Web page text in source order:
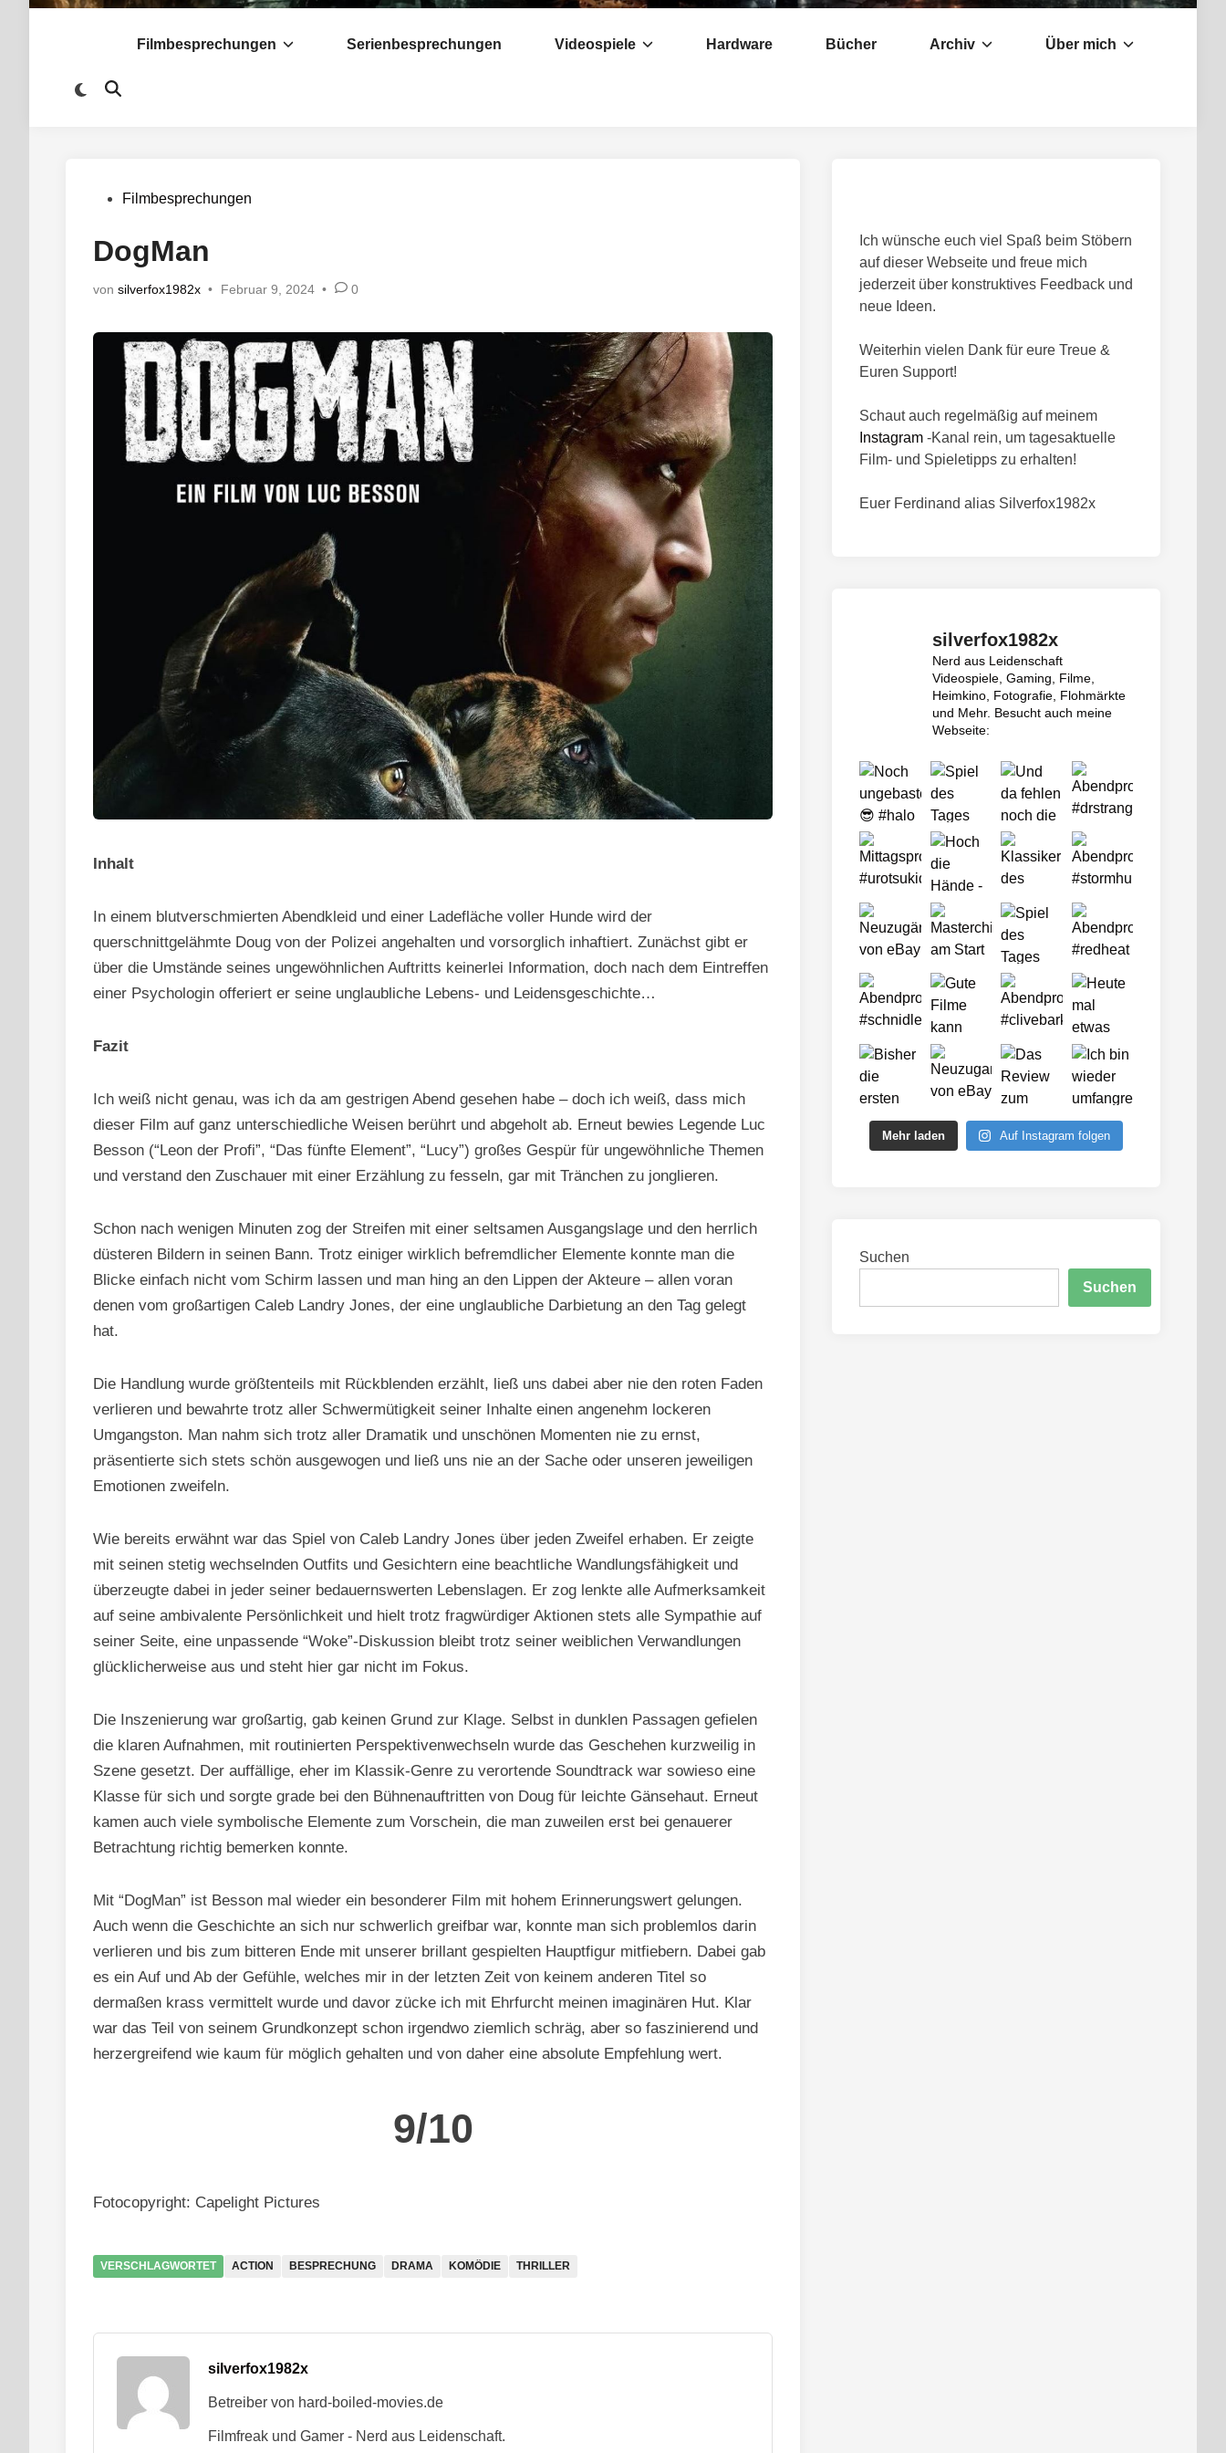
Filmbesprechungen Serienbesprechungen Videospiele Hardware Bücher Archiv Über mich
Zu
Suche
Veröffentlicht
Filmbesprechungen
DogMan
von silverfox1982x • Februar 9, 2024 • 0
Inhalt
In einem blutverschmierten Abendkleid und einer Ladefläche voller Hunde wird der
querschnittgelähmte Doug von der Polizei angehalten und vorsorglich inhaftiert. Zunächst gibt er
über die Umstände seines ungewöhnlichen Auftritts keinerlei Information, doch nach dem Eintreffen
einer Psychologin offeriert er seine unglaubliche Lebens- und Leidensgeschichte…
Fazit
Ich weiß nicht genau, was ich da am gestrigen Abend gesehen habe – doch ich weiß, dass mich
dieser Film auf ganz unterschiedliche Weisen berührt und abgeholt ab. Erneut bewies Legende Luc
Besson (“Leon der Profi”, “Das fünfte Element”, “Lucy”) großes Gespür für ungewöhnliche Themen
und verstand den Zuschauer mit einer Erzählung zu fesseln, gar mit Tränchen zu jonglieren.
Schon nach wenigen Minuten zog der Streifen mit einer seltsamen Ausgangslage und den herrlich
düsteren Bildern in seinen Bann. Trotz einiger wirklich befremdlicher Elemente konnte man die
Blicke einfach nicht vom Schirm lassen und man hing an den Lippen der Akteure – allen voran
denen vom großartigen Caleb Landry Jones, der eine unglaubliche Darbietung an den Tag gelegt
hat.
Die Handlung wurde größtenteils mit Rückblenden erzählt, ließ uns dabei aber nie den roten Faden
verlieren und bewahrte trotz aller Schwermütigkeit seiner Inhalte einen angenehm lockeren
Umgangston. Man nahm sich trotz aller Dramatik und unschönen Momenten nie zu ernst,
präsentierte sich stets schön ausgewogen und ließ uns nie an der Sache oder unseren jeweiligen
Emotionen zweifeln.
Wie bereits erwähnt war das Spiel von Caleb Landry Jones über jeden Zweifel erhaben. Er zeigte
mit seinen stetig wechselnden Outfits und Gesichtern eine beachtliche Wandlungsfähigkeit und
überzeugte dabei in jeder seiner bedauernswerten Lebenslagen. Er zog lenkte alle Aufmerksamkeit
auf seine ambivalente Persönlichkeit und hielt trotz fragwürdiger Aktionen stets alle Sympathie auf
seiner Seite, eine unpassende “Woke”-Diskussion bleibt trotz seiner weiblichen Verwandlungen
glücklicherweise aus und steht hier gar nicht im Fokus.
Die Inszenierung war großartig, gab keinen Grund zur Klage. Selbst in dunklen Passagen gefielen
die klaren Aufnahmen, mit routinierten Perspektivenwechseln wurde das Geschehen kurzweilig in
Szene gesetzt. Der auffällige, eher im Klassik-Genre zu verortende Soundtrack war sowieso eine
Klasse für sich und sorgte grade bei den Bühnenauftritten von Doug für leichte Gänsehaut. Erneut
kamen auch viele symbolische Elemente zum Vorschein, die man zuweilen erst bei genauerer
Betrachtung richtig bemerken konnte.
Mit “DogMan” ist Besson mal wieder ein besonderer Film mit hohem Erinnerungswert gelungen.
Auch wenn die Geschichte an sich nur schwerlich greifbar war, konnte man sich problemlos darin
verlieren und bis zum bitteren Ende mit unserer brillant gespielten Hauptfigur mitfiebern. Dabei gab
es ein Auf und Ab der Gefühle, welches mir in der letzten Zeit von keinem anderen Titel so
dermaßen krass vermittelt wurde und davor zücke ich mit Ehrfurcht meinen imaginären Hut. Klar
war das Teil von seinem Grundkonzept schon irgendwo ziemlich schräg, aber so faszinierend und
herzergreifend wie kaum für möglich gehalten und von daher eine absolute Empfehlung wert.
9/10
Fotocopyright: Capelight Pictures
VERSCHLAGWORTET ACTION BESPRECHUNG DRAMA KOMÖDIE THRILLER
silverfox1982x
Betreiber von hard-boiled-movies.de
Filmfreak und Gamer - Nerd aus Leidenschaft.
Ich wünsche euch viel Spaß beim Stöbern
auf dieser Webseite und freue mich
jederzeit über konstruktives Feedback und
neue Ideen.
Weiterhin vielen Dank für eure Treue &
Euren Support!
Schaut auch regelmäßig auf meinem
Instagram -Kanal rein, um tagesaktuelle
Film- und Spieletipps zu erhalten!
Euer Ferdinand alias Silverfox1982x
silverfox1982x
Nerd aus Leidenschaft
Videospiele, Gaming, Filme,
Heimkino, Fotografie, Flohmärkte
und Mehr. Besucht auch meine
Webseite:
Mehr laden Auf Instagram folgen
Suchen
Suchen